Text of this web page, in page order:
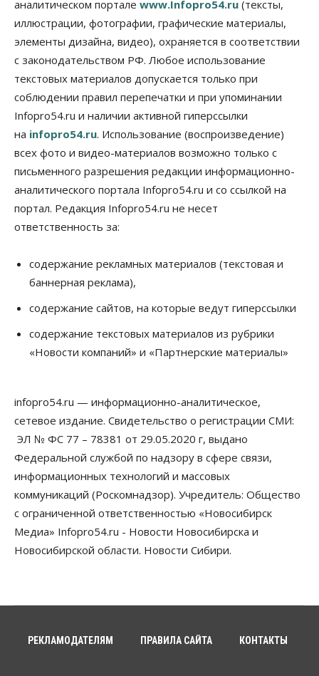
выпуск бензина «Евро-3»
06 Августа 2026, 14:00
Общество
«За тех, у кого от 270 баллов,
настоящая борьба»: вузы настойчиво
обзванивают новосибирских высокобалльников
перед зачислением
06 Августа 2026, 13:00
Власть
Режим ЧС ввели в Омской области из-за засухи
06 Августа 2026, 12:15
Новосибирск готовится к визиту Владимира
Путина
Бизнес Недвижимость Общество
Росреестр назвал главные причины
06 Августа 2026, 12:00
Телекоммуникации
В 16 населённых пунктах Мошковского района
Бизнес Право&Порядок
Злоумышленники опять атакуют
новосибирские компании через электронную
почту
06 Августа 2026, 11:00
Общество
Медики готовятся к второму пику активности
клещей в Новосибирской области
06 Августа 2026, 10:00
06 Августа 2026, 09:00
Застройщики Новосибирска
аналитическом портале www.Infopro54.ru (тексты,
иллюстрации, фотографии, графические материалы,
элементы дизайна, видео), охраняется в соответствии
с законодательством РФ. Любое использование
текстовых материалов допускается только при
соблюдении правил перепечатки и при упоминании
Infopro54.ru и наличии активной гиперссылки
на infopro54.ru. Использование (воспроизведение)
всех фото и видео-материалов возможно только с
письменного разрешения редакции информационно-
аналитического портала Infopro54.ru и со ссылкой на
портал. Редакция Infopro54.ru не несет
ответственность за:
содержание рекламных материалов (текстовая и
баннерная реклама),
содержание сайтов, на которые ведут гиперссылки
содержание текстовых материалов из рубрики
«Новости компаний» и «Партнерские материалы»
infopro54.ru — информационно-аналитическое,
сетевое издание. Свидетельство о регистрации СМИ:
ЭЛ № ФС 77 – 78381 от 29.05.2020 г, выдано
Федеральной службой по надзору в сфере связи,
информационных технологий и массовых
коммуникаций (Роскомнадзор). Учредитель: Общество
с ограниченной ответственностью «Новосибирск
Медиа» Infopro54.ru - Новости Новосибирска и
Новосибирской области. Новости Сибири.
РЕКЛАМОДАТЕЛЯМ ПРАВИЛА САЙТА КОНТАКТЫ